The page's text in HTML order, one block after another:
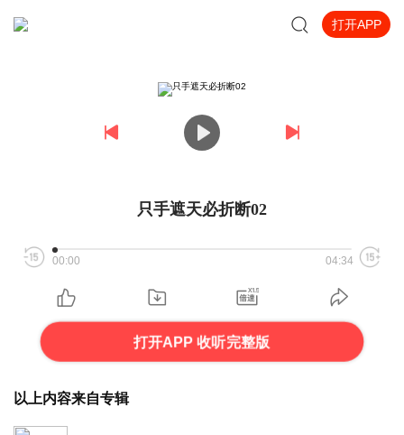
打开APP
只手遮天必折断02
00:00 04:34
打开APP 收听完整版
以上内容来自专辑